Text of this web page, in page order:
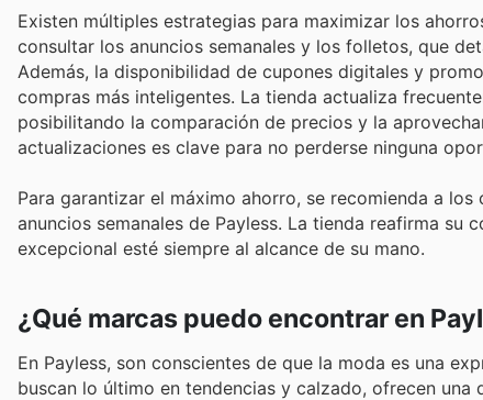
Existen múltiples estrategias para maximizar los
consultar los anuncios semanales y los folletos, que
Además, la disponibilidad de cupones digitales y
compras más inteligentes. La tienda actualiza
posibilitando la comparación de precios y la
actualizaciones es clave para no perderse ninguna
Para garantizar el máximo ahorro, se recomienda a
anuncios semanales de Payless. La tienda reafirma
excepcional esté siempre al alcance de su mano.
¿Qué marcas puedo encontrar en
En Payless, son conscientes de que la moda es una
buscan lo último en tendencias y calzado, ofrecen